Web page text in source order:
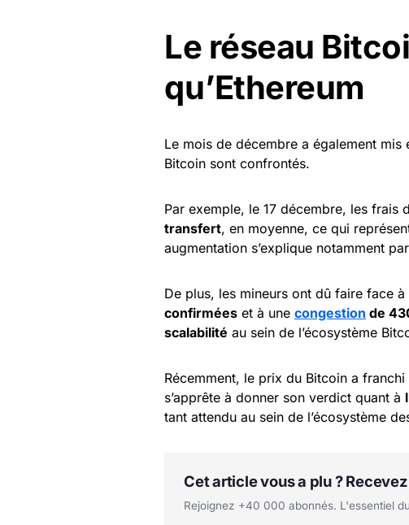
Le réseau
qu’Ethereum
Le mois de décembre a également
Bitcoin sont confrontés.
Par exemple, le 17 décembre, les frais
transfert, en moyenne, ce qui
augmentation s’explique notamment
De plus, les mineurs ont dû faire face
confirmées et à une congestion de
scalabilité au sein de l’écosystème
Récemment, le prix du Bitcoin a
s’apprête à donner son verdict quant à
tant attendu au sein de l’écosystème
Cet article vous a plu ?
Rejoignez +40 000 abonnés. L'essentiel